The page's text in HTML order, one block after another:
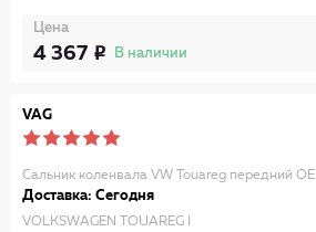
Цена
4 367 В наличии
VAG
Сальник коленвала VW Touareg передний OE
Доставка: Сегодня
VOLKSWAGEN TOUAREG I